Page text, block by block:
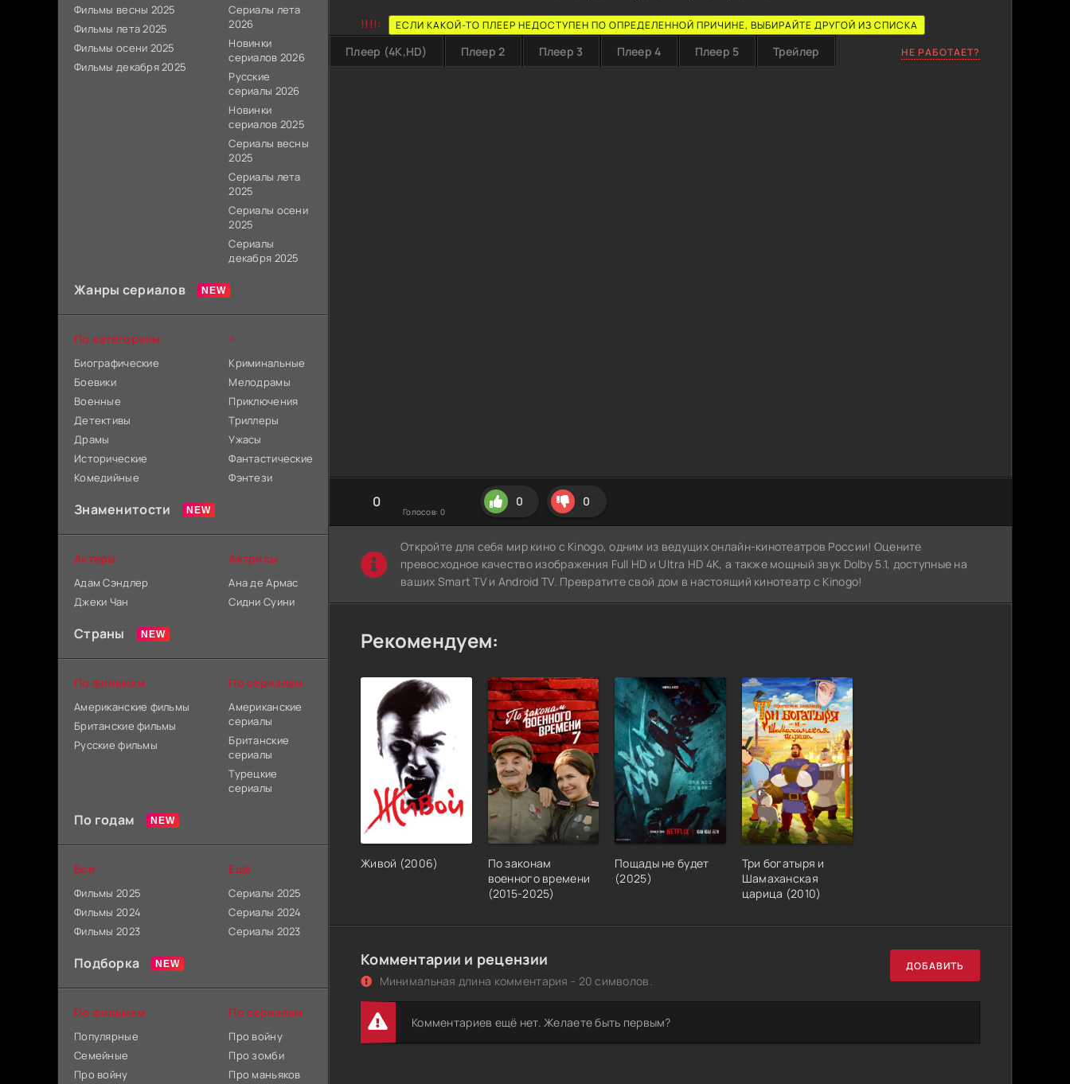
!!!!: ЕСЛИ КАКОЙ-ТО ПЛЕЕР НЕДОСТУПЕН ПО ОПРЕДЕЛЕННОЙ ПРИЧИНЕ, ВЫБИРАЙТЕ ДРУГОЙ ИЗ СПИСКА
Плеер (4K,HD) Плеер 2 Плеер 3 Плеер 4 Плеер 5 Трейлер НЕ РАБОТАЕТ?
0
Голосов: 0
0 0
Откройте для себя мир кино с Kinogo, одним из ведущих онлайн-кинотеатров России! Оцените
превосходное качество изображения Full HD и Ultra HD 4K, а также мощный звук Dolby 5.1, доступные на
ваших Smart TV и Android TV. Превратите свой дом в настоящий кинотеатр с Kinogo!
Рекомендуем:
Живой (2006)
По законам
военного времени
(2015-2025)
Пощады не будет
(2025)
Три богатыря и
Шамаханская
царица (2010)
Комментарии и рецензии
Минимальная длина комментария - 20 символов.
ДОБАВИТЬ
Комментариев ещё нет. Желаете быть первым?
Фильмы весны 2025
Фильмы лета 2025
Фильмы осени 2025
Фильмы декабря 2025
Сериалы лета
2026
Новинки
сериалов 2026
Русские
сериалы 2026
Новинки
сериалов 2025
Сериалы весны
2025
Сериалы лета
2025
Сериалы осени
2025
Сериалы
декабря 2025
Жанры сериалов
По категориям
Биографические
Боевики
Военные
Детективы
Драмы
Исторические
Комедийные
+
Криминальные
Мелодрамы
Приключения
Триллеры
Ужасы
Фантастические
Фэнтези
Знаменитости
Актеры
Адам Сэндлер
Джеки Чан
Актрисы
Ана де Армас
Сидни Суини
Страны
По фильмам
Американские фильмы
Британские фильмы
Русские фильмы
По сериалам
Американские
сериалы
Британские
сериалы
Турецкие
сериалы
По годам
Все
Фильмы 2025
Фильмы 2024
Фильмы 2023
Ещё
Сериалы 2025
Сериалы 2024
Сериалы 2023
Подборка
По фильмам
Популярные
Семейные
Про войну
По сериалам
Про войну
Про зомби
Про маньяков